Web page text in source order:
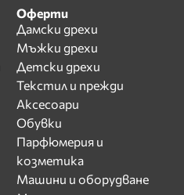
Оферти
Дамски дрехи
Мъжки дрехи
Детски дрехи
Текстил и прежди
Аксесоари
Обувки
Парфюмерия и
козметика
Машини и оборудване